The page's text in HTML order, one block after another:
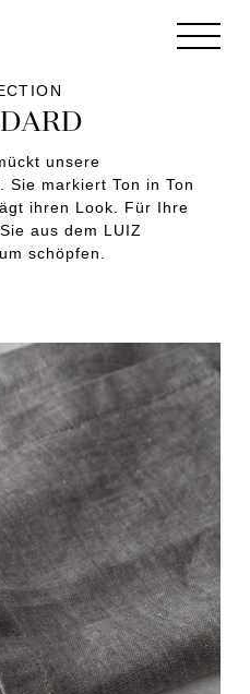
unsere
Sie markiert Ton in Ton
ihren Look. Für Ihre
aus dem LUIZ
schöpfen.